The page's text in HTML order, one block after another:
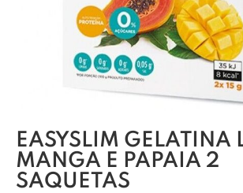
EASYSLIM GELATINA
MANGA E PAPAIA 2
SAQUETAS